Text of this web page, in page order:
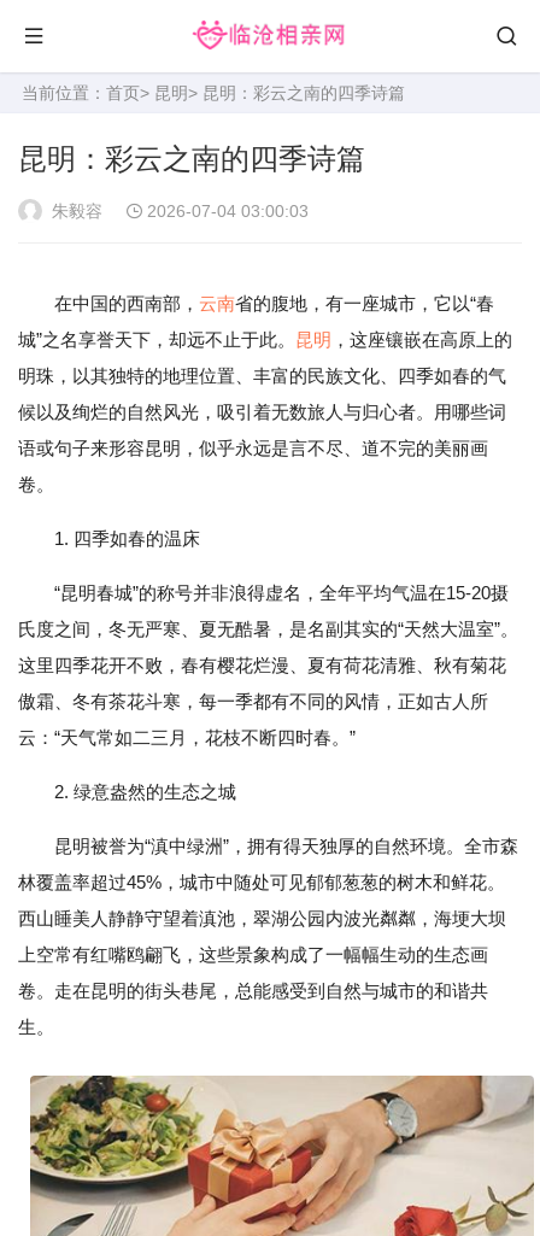
当前位置： 首页> 昆明> 昆明：彩云之南的四季诗篇
昆明：彩云之南的四季诗篇
朱毅容 2026-07-04 03:00:03
在中国的西南部， 云南省的腹地，有一座城市，它以“春
城”之名享誉天下，却远不止于此。 昆明 ，这座镶嵌在高原上的
明珠，以其独特的地理位置、丰富的民族文化、四季如春的气
候以及绚烂的自然风光，吸引着无数旅人与归心者。用哪些词
语或句子来形容昆明，似乎永远是言不尽、道不完的美丽画
卷。
1. 四季如春的温床
“昆明春城”的称号并非浪得虚名，全年平均气温在15-20摄
氏度之间，冬无严寒、夏无酷暑，是名副其实的“天然大温室”。
这里四季花开不败，春有樱花烂漫、夏有荷花清雅、秋有菊花
傲霜、冬有茶花斗寒，每一季都有不同的风情，正如古人所
云：“天气常如二三月，花枝不断四时春。”
2. 绿意盎然的生态之城
昆明被誉为“滇中绿洲”，拥有得天独厚的自然环境。全市森
林覆盖率超过45%，城市中随处可见郁郁葱葱的树木和鲜花。
西山睡美人静静守望着滇池，翠湖公园内波光粼粼，海埂大坝
上空常有红嘴鸥翩飞，这些景象构成了一幅幅生动的生态画
卷。走在昆明的街头巷尾，总能感受到自然与城市的和谐共
生。